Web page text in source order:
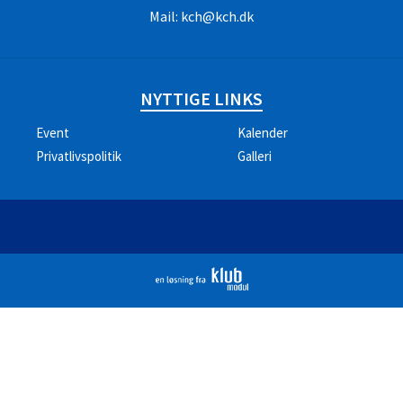
Mail: kch@kch.dk
NYTTIGE LINKS
Event
Kalender
Privatlivspolitik
Galleri